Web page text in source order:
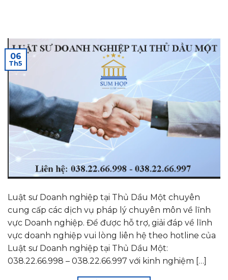
06
Th5
Luật sư Doanh nghiệp tại Thủ Dầu Một chuyên
cung cấp các dịch vụ pháp lý chuyên môn về lĩnh
vực Doanh nghiệp. Để được hỗ trợ, giải đáp về lĩnh
vực doanh nghiệp vui lòng liên hệ theo hotline của
Luật sư Doanh nghiệp tại Thủ Dầu Một:
038.22.66.998 – 038.22.66.997 với kinh nghiệm […]